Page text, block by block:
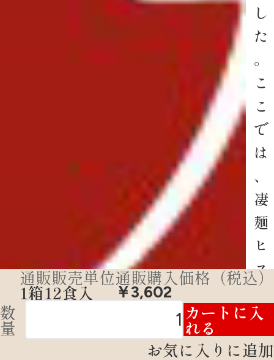
通販販売単位
1箱12食入
通販購入価格（税込）
￥3,602
数
量
カートに入
れる
お気に入りに追加
し
た
。
こ
こ
で
は
、
凄
麺
ヒ
ス
ト
リ
ー